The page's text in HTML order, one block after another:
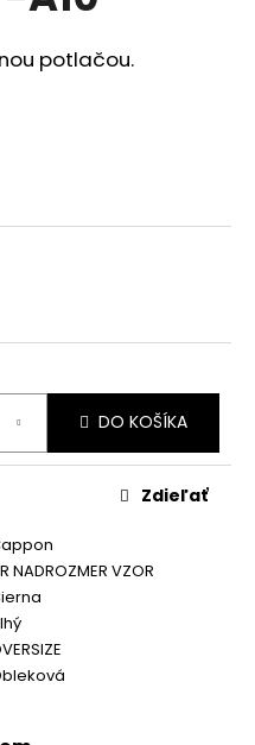
potlačou.
DO KOŠÍKA
NADROZMER VZOR
Zdieľať